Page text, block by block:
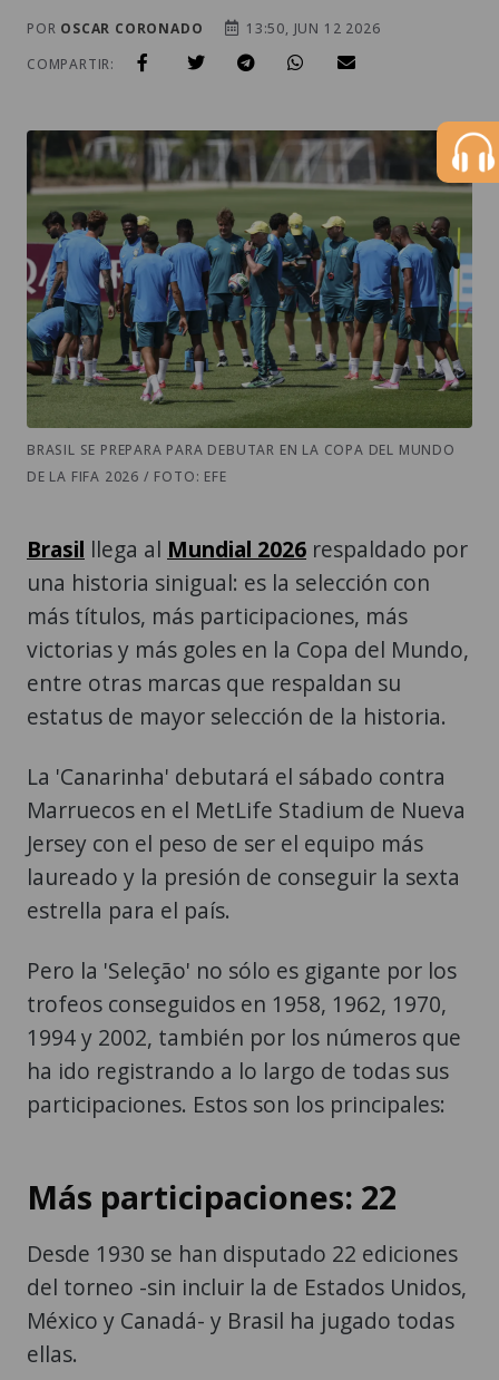
POR OSCAR CORONADO
13:50, JUN 12 2026
COMPARTIR:
BRASIL SE PREPARA PARA DEBUTAR EN LA COPA DEL MUNDO
DE LA FIFA 2026 / FOTO: EFE
Brasil llega al Mundial 2026 respaldado por
una historia sinigual: es la selección con
más títulos, más participaciones, más
victorias y más goles en la Copa del Mundo,
entre otras marcas que respaldan su
estatus de mayor selección de la historia.
La 'Canarinha' debutará el sábado contra
Marruecos en el MetLife Stadium de Nueva
Jersey con el peso de ser el equipo más
laureado y la presión de conseguir la sexta
estrella para el país.
Pero la 'Seleção' no sólo es gigante por los
trofeos conseguidos en 1958, 1962, 1970,
1994 y 2002, también por los números que
ha ido registrando a lo largo de todas sus
participaciones. Estos son los principales:
Más participaciones: 22
Desde 1930 se han disputado 22 ediciones
del torneo -sin incluir la de Estados Unidos,
México y Canadá- y Brasil ha jugado todas
ellas.